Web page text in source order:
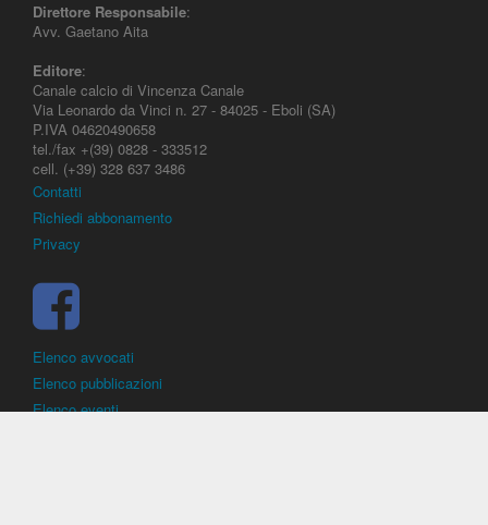
Direttore Responsabile:
Avv. Gaetano Aita
Editore:
Canale calcio di Vincenza Canale
Via Leonardo da Vinci n. 27 - 84025 - Eboli (SA)
P.IVA 04620490658
tel./fax +(39) 0828 - 333512
cell. (+39) 328 637 3486
Contatti
Richiedi abbonamento
Privacy
Elenco avvocati
Elenco pubblicazioni
Elenco eventi